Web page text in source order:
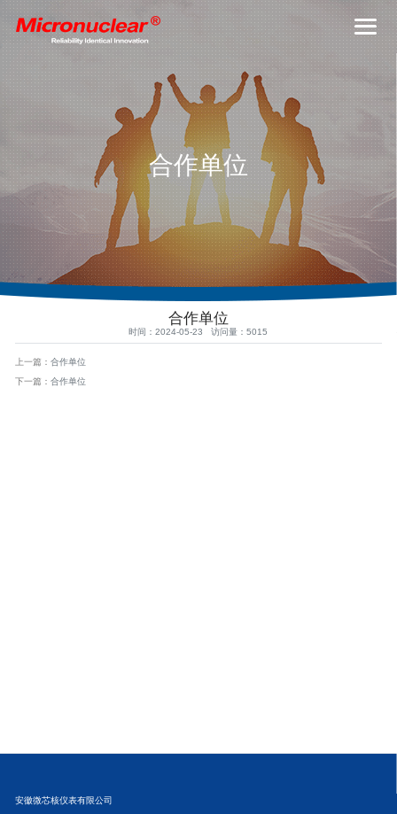
合作单位
合作单位
时间：2024-05-23 访问量：5015
上一篇：合作单位
下一篇：合作单位
安徽微芯核仪表有限公司